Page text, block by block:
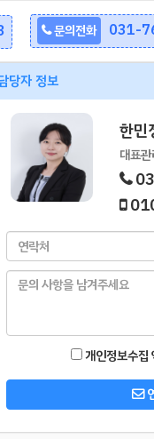
문의전화 031-
당자 정보
한민
대표
개인정보수집